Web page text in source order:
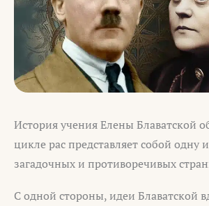
История учения Елены Блаватской
цикле рас представляет собой одну
загадочных и противоречивых
С одной стороны, идеи Блаватской